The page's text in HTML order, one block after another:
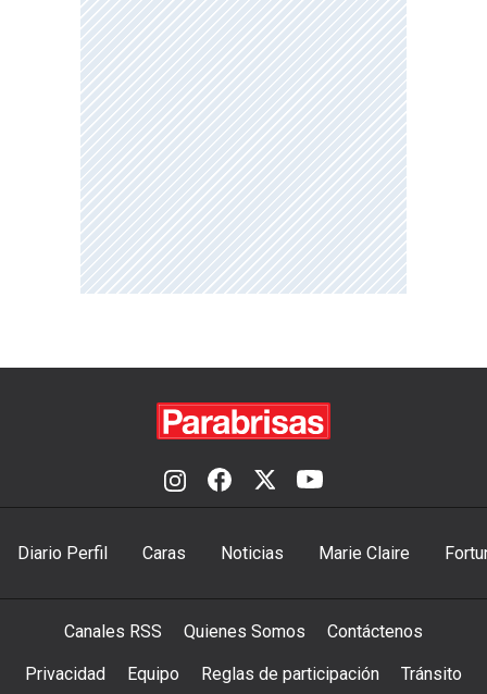
Diario Perfil Caras Noticias Marie Claire
Canales RSS Quienes Somos Contáctenos
Privacidad Equipo Reglas de participación Tránsito